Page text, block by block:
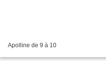
Apolline de 9 à 10